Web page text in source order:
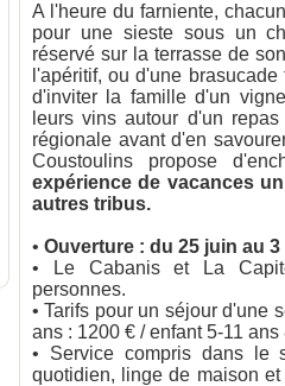
A l'heure du farniente,
pour une sieste sous un
réservé sur la terrasse de
l'apéritif, ou d'une
d'inviter la famille d'un
leurs vins autour d'un
régionale avant d'en
Coustoulins propose
expérience de vacances
autres tribus.
• Ouverture : du 25 juin au
• Le Cabanis et La
personnes.
• Tarifs pour un séjour d'une
ans : 1200 € / enfant 5-11
• Service compris dans le
quotidien, linge de maison